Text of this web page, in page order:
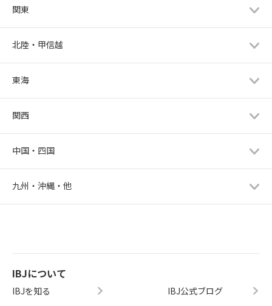
関東
北陸・甲信越
東海
関西
中国・四国
九州・沖縄・他
IBJについて
IBJを知る IBJ公式ブログ